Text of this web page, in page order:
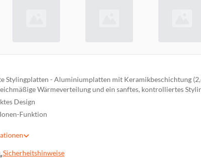
Stylingplatten - Aluminiumplatten mit Keramikbeschichtung
Wärmeverteilung und ein sanftes, kontrolliertes
Design
Funktion
kräftiges Haar
20-40 Sekunden
Sicherheitshinweise